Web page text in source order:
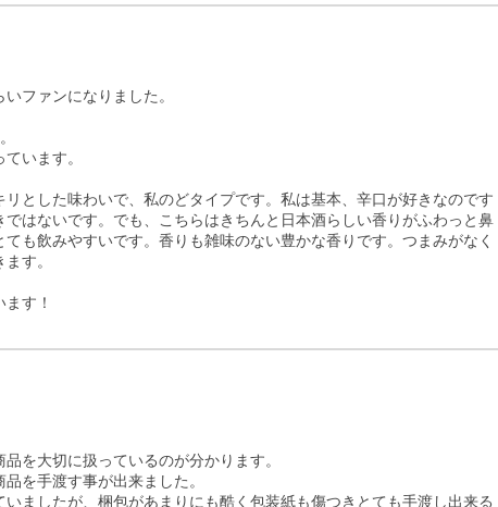
ファンになりました。
います。
とした味わいで、私のどタイプです。私は基本、辛口が好きなのです
はないです。でも、こちらはきちんと日本酒らしい香りがふわっと鼻
も飲みやすいです。香りも雑味のない豊かな香りです。つまみがなく
す。
す！
を大切に扱っているのが分かります。
を手渡す事が出来ました。
ましたが、梱包があまりにも酷く包装紙も傷つきとても手渡し出来る